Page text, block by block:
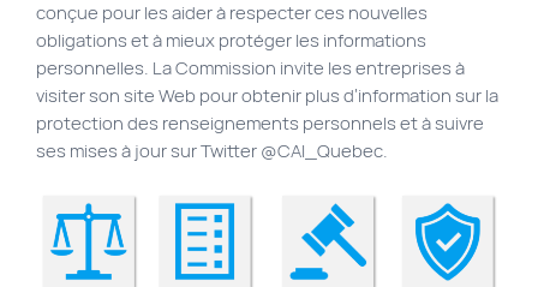
conçue pour les aider à respecter ces nouvelles
obligations et à mieux protéger les informations
personnelles. La Commission invite les entreprises à
visiter son site Web pour obtenir plus d’information sur la
protection des renseignements personnels et à suivre
ses mises à jour sur Twitter @CAI_Quebec.